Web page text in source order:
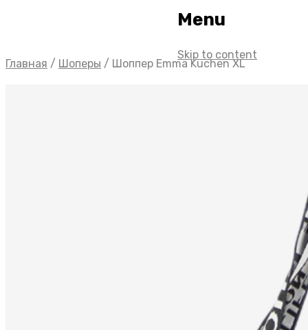
Menu
Skip to content
Главная / Шоперы / Шоппер Emma Kuchen XL